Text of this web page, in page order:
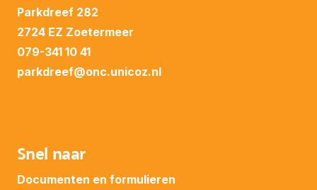
Parkdreef 282
2724 EZ Zoetermeer
079-341 10 41
parkdreef@onc.unicoz.nl
Snel naar
Documenten en formulieren